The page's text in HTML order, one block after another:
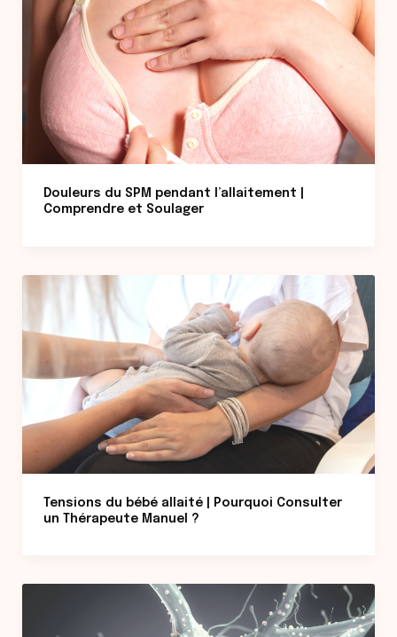
Douleurs du SPM pendant l’allaitement |
Comprendre et Soulager
Tensions du bébé allaité | Pourquoi Consulter
un Thérapeute Manuel ?